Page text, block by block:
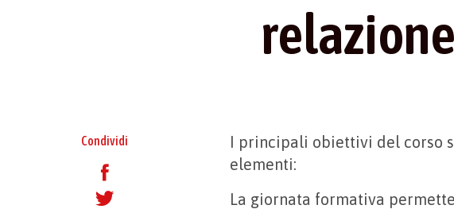
Condividi
I principali obiettivi del corso
elementi:
La giornata formativa